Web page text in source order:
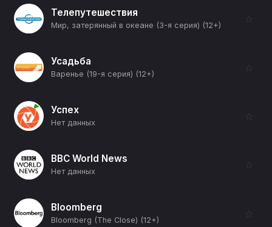
Телепутешествия
Мир, затерянный в океане (3-я серия) (12+)
☆
Усадьба
Варенье (19-я серия) (12+)
☆
Успех
Нет данных
☆
BBC World News
Нет данных
☆
Bloomberg
Bloomberg (The Close) (12+)
☆